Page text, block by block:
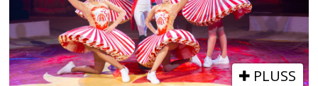
PLUSS